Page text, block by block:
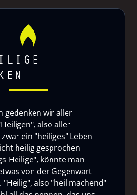
gedenken wir aller
also aller
ein "heiliges" Leben
heilig gesprochen
Heilige", könnte man
von der Gegenwart
"Heilig", also "heil machend"